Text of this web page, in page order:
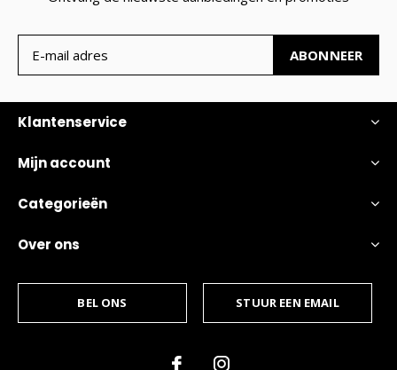
ABONNEER
Klantenservice
Mijn account
Categorieën
Over ons
BEL ONS STUUR EEN EMAIL